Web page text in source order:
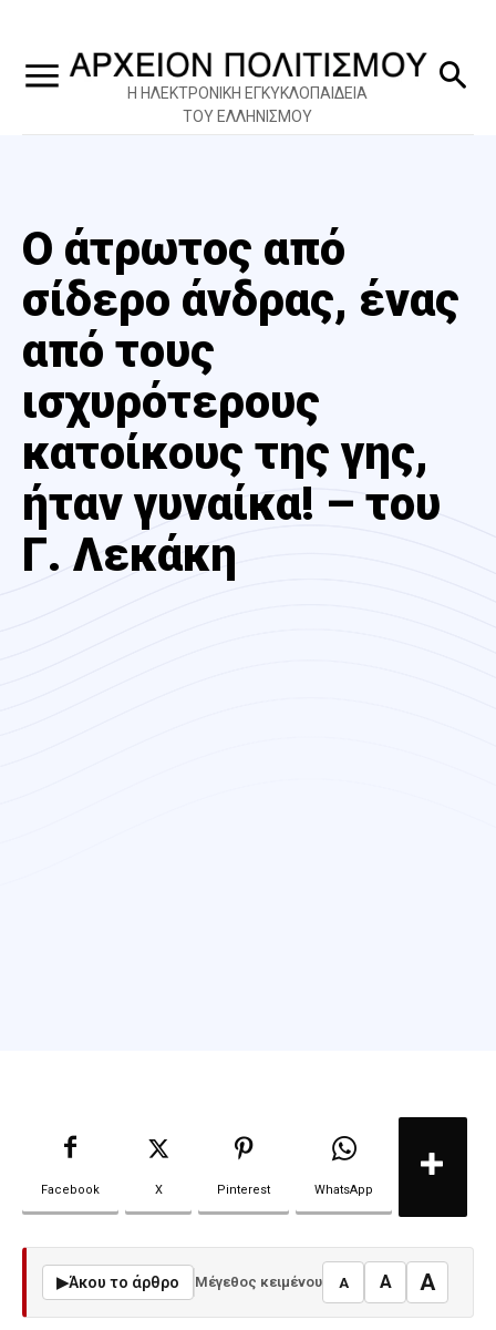
Η ΗΛΕΚΤΡΟΝΙΚΗ ΕΓΚΥΚΛΟΠΑΙΔΕΙΑ
ΤΟΥ ΕΛΛΗΝΙΣΜΟΥ
Ο άτρωτος από
σίδερο άνδρας, ένας
από τους
ισχυρότερους
κατοίκους της γης,
ήταν γυναίκα! – του
Γ. Λεκάκη
Facebook X Pinterest WhatsApp
▶Άκου το άρθρο Μέγεθος κειμένου A A A